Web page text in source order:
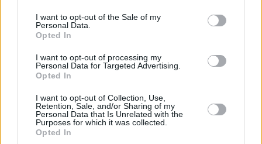
I want to opt-out of the Sale of my
Personal Data.
Opted In
I want to opt-out of processing my
Personal Data for Targeted Advertising.
Opted In
I want to opt-out of Collection, Use,
Retention, Sale, and/or Sharing of my
Personal Data that Is Unrelated with the
Purposes for which it was collected.
Opted In